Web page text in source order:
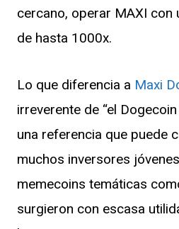
cercano, operar MAXI con
de hasta 1000x.
Lo que diferencia a Maxi
irreverente de “el
una referencia que puede
muchos inversores
memecoins temáticas
surgieron con escasa